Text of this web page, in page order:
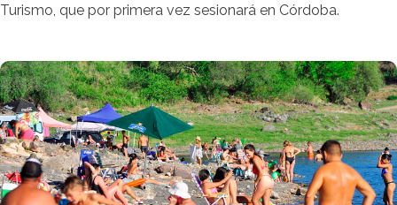
Turismo, que por primera vez sesionará en Córdoba.